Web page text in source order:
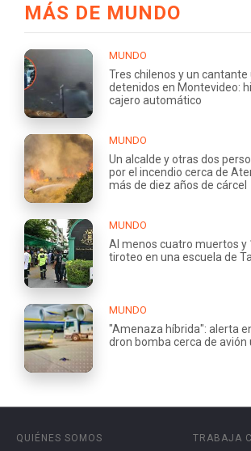
MÁS DE MUNDO
MUNDO
Tres chilenos y un cantante
detenidos en Montevideo:
cajero automático
MUNDO
Un alcalde y otras dos
por el incendio cerca de
más de diez años de cárcel
MUNDO
Al menos cuatro muertos y
tiroteo en una escuela de
MUNDO
"Amenaza híbrida": alerta
dron bomba cerca de avión
QUIÉNES SOMOS
TRABAJA